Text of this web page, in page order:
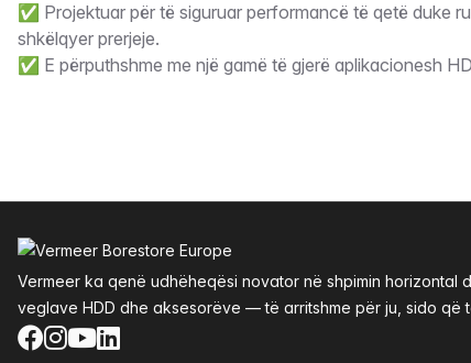
✅ Projektuar për të siguruar performancë të qetë duke
shkëlqyer prerjeje.
✅ E përputhshme me një gamë të gjerë aplikacionesh
Vermeer ka qenë udhëheqësi novator në shpimin horizontal
veglave HDD dhe aksesorëve — të arritshme për ju, sido që
Facebook
Instagram
YouTube
LinkedIn